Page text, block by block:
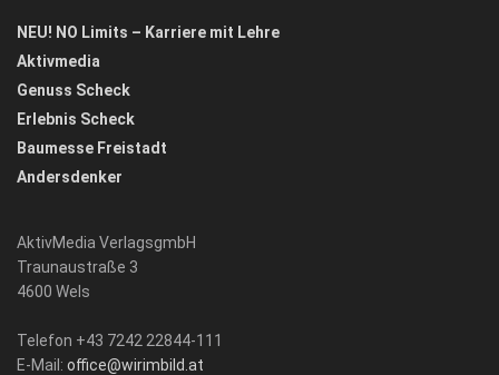
NEU! NO Limits – Karriere mit Lehre
Aktivmedia
Genuss Scheck
Erlebnis Scheck
Baumesse Freistadt
Andersdenker
AktivMedia VerlagsgmbH
Traunaustraße 3
4600 Wels
Telefon +43 7242 22844-111
E-Mail: office@wirimbild.at